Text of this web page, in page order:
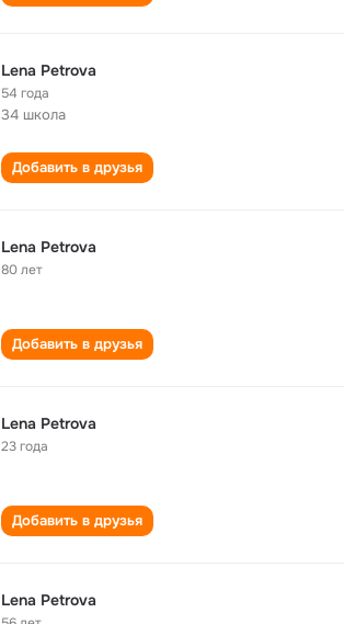
Lena Petrova
54 года
34 школа
Добавить в друзья
Lena Petrova
80 лет
Добавить в друзья
Lena Petrova
23 года
Добавить в друзья
Lena Petrova